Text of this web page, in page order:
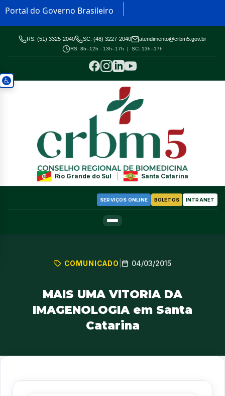
Portal do Governo Brasileiro
RS: (51) 3325-2040 SC: (48) 3227-2040 atendimento@crbm5.gov.br
RS: 8h–12h - 13h–17h | SC: 13h–17h
Rio Grande do Sul Santa Catarina
SERVIÇOS ONLINE BOLETOS INTRANET
COMUNICADO 04/03/2015
MAIS UMA VITORIA DA
IMAGENOLOGIA em Santa
Catarina